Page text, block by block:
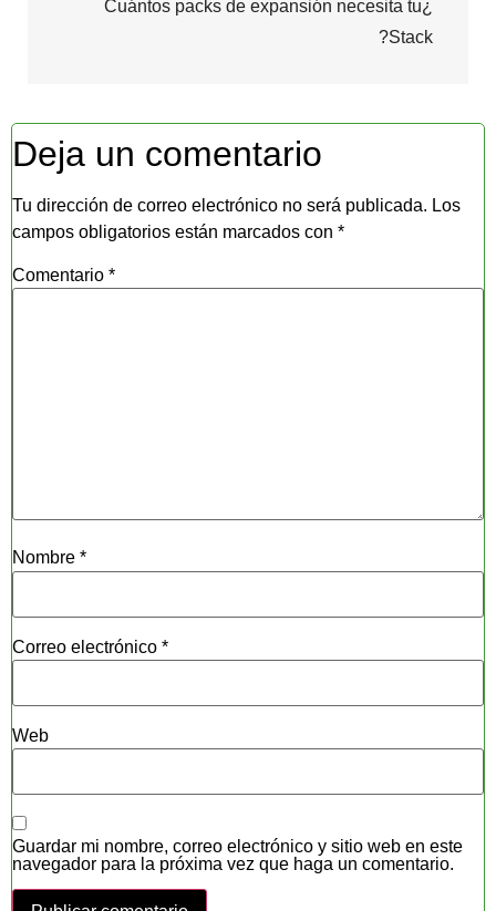
¿Cuántos packs de expansión necesita tu
Stack?
Deja un comentario
Tu dirección de correo electrónico no será publicada. Los
campos obligatorios están marcados con *
Comentario *
Nombre *
Correo electrónico *
Web
Guardar mi nombre, correo electrónico y sitio web en este
navegador para la próxima vez que haga un comentario.